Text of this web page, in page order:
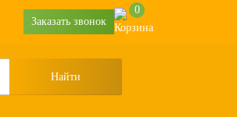
Заказать звонок
0